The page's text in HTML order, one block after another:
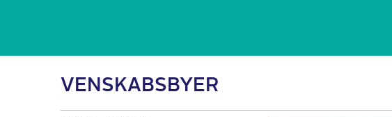
VENSKABSBYER